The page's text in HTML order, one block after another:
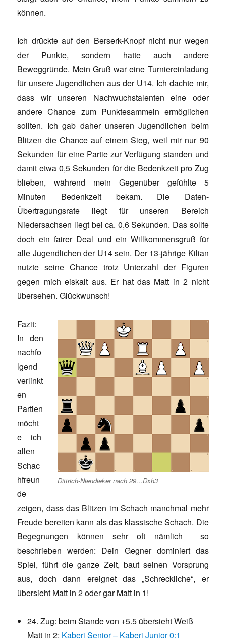
können.
Ich drückte auf den Berserk-Knopf nicht nur wegen
der Punkte, sondern hatte auch andere
Beweggründe. Mein Gruß war eine Turniereinladung
für unsere Jugendlichen aus der U14. Ich dachte mir,
dass wir unseren Nachwuchstalenten eine oder
andere Chance zum Punktesammeln ermöglichen
sollten. Ich gab daher unseren Jugendlichen beim
Blitzen die Chance auf einem Sieg, weil mir nur 90
Sekunden für eine Partie zur Verfügung standen und
damit etwa 0,5 Sekunden für die Bedenkzeit pro Zug
blieben, während mein Gegenüber gefühlte 5
Minuten Bedenkzeit bekam. Die Daten-
Übertragungsrate liegt für unseren Bereich
Niedersachsen liegt bei ca. 0,6 Sekunden. Das sollte
doch ein fairer Deal und ein Willkommensgruß für
alle Jugendlichen der U14 sein. Der 13-jährige Kilian
nutzte seine Chance trotz Unterzahl der Figuren
gegen mich eiskalt aus. Er hat das Matt in 2 nicht
übersehen. Glückwunsch!
Dittrich-Niendieker nach 29…Dxh3
Fazit:
In den
nachfo
lgend
verlinkt
en
Partien
möcht
e ich
allen
Schac
hfreun
de
zeigen, dass das Blitzen im Schach manchmal mehr
Freude bereiten kann als das klassische Schach. Die
Begegnungen können sehr oft nämlich so
beschrieben werden: Dein Gegner dominiert das
Spiel, führt die ganze Zeit, baut seinen Vorsprung
aus, doch dann ereignet das „Schreckliche“, er
übersieht Matt in 2 oder gar Matt in 1!
24. Zug: beim Stande von +5.5 übersieht Weiß
Matt in 2: Kaberi Senior – Kaberi Junior 0:1